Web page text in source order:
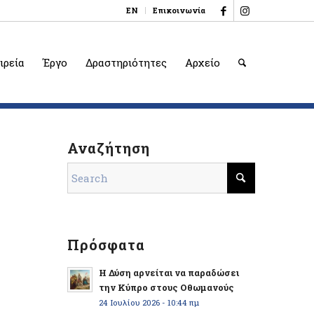
EN Επικοινωνία
Έργο Δραστηριότητες Αρχείο
Αναζήτηση
Πρόσφατα
Η Δύση αρνείται να παραδώσει
την Κύπρο στους Οθωμανούς
24 Ιουλίου 2026 - 10:44 πμ